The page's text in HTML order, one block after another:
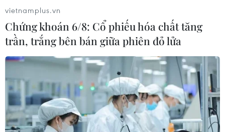
vietnamplus.vn
Chứng khoán 6/8: Cổ phiếu hóa chất tăng
trần, trắng bên bán giữa phiên đỏ lửa